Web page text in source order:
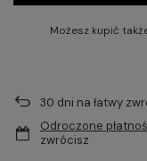
Możesz kupić
30 dni na łatwy
Odroczone
zwrócisz